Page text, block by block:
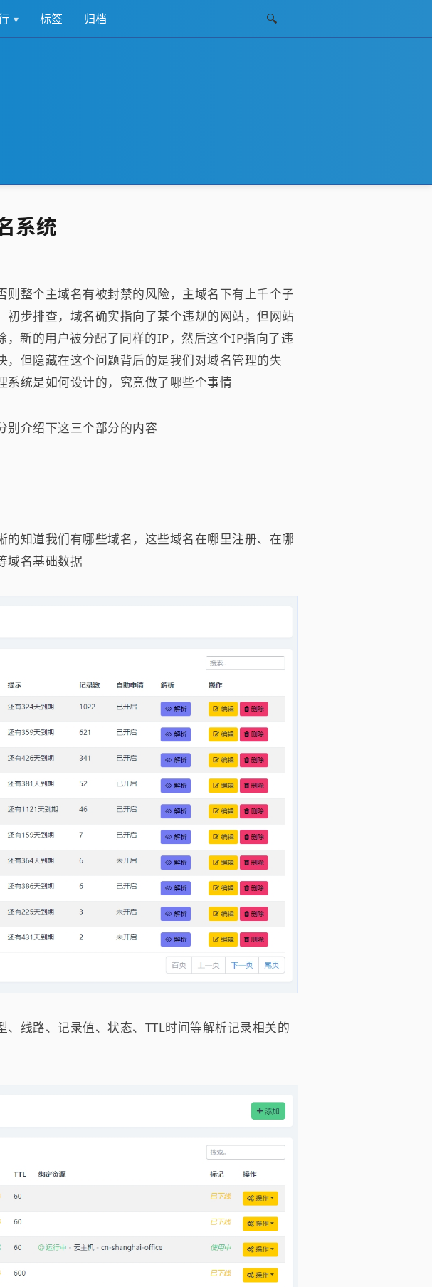
标签 归档 🔍
系统
整个主域名有被封禁的风险，主域名下有上千个子
步排查，域名确实指向了某个违规的网站，但网站
新的用户被分配了同样的IP，然后这个IP指向了违
但隐藏在这个问题背后的是我们对域名管理的失
统是如何设计的，究竟做了哪些个事情
别介绍下这三个部分的内容
知道我们有哪些域名，这些域名在哪里注册、在哪
域名基础数据
线路、记录值、状态、TTL时间等解析记录相关的